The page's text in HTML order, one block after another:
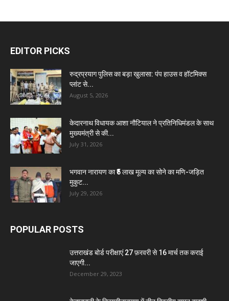
EDITOR PICKS
रुद्रप्रयाग पुलिस का बड़ा खुलासा: पंप हाउस व हॉटमिक्स
प्लांट से...
August 5, 2026
केदारनाथ विधायक आशा नौटियाल ने प्रतिनिधिमंडल के साथ
मुख्यमंत्री से की...
July 31, 2026
भगवान नारायण का ₹5 लाख मूल्य का सोने का मणि-जड़ित
मुकुट...
July 29, 2026
POPULAR POSTS
उत्तराखंड बोर्ड परीक्षाएं 27 फ़रवरी से 16 मार्च तक कराई
जाएगी...
December 29, 2023